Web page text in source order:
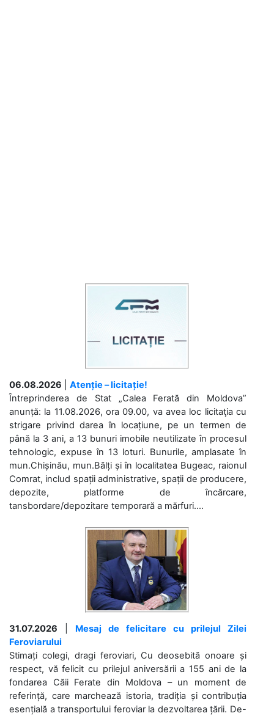
06.08.2026
Atenție – licitație!
Întreprinderea de Stat „Calea Ferată din Moldova”
anunță: la 11.08.2026, ora 09.00, va avea loc licitaţia cu
strigare privind darea în locațiune, pe un termen de
până la 3 ani, a 13 bunuri imobile neutilizate în procesul
tehnologic, expuse în 13 loturi. Bunurile, amplasate în
mun.Chișinău, mun.Bălți și în localitatea Bugeac, raionul
Comrat, includ spații administrative, spații de producere,
depozite, platforme de încărcare,
tansbordare/depozitare temporară a mărfuri....
31.07.2026
Mesaj de felicitare cu prilejul Zilei
Feroviarului
Stimați colegi, dragi feroviari, Cu deosebită onoare și
respect, vă felicit cu prilejul aniversării a 155 ani de la
fondarea Căii Ferate din Moldova – un moment de
referință, care marchează istoria, tradiția și contribuția
esențială a transportului feroviar la dezvoltarea țării. De-